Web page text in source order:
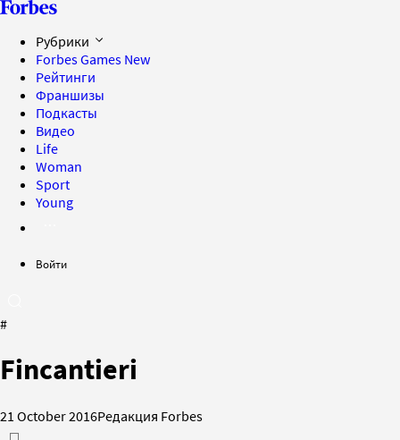
Рубрики
Forbes Games New
Рейтинги
Франшизы
Подкасты
Видео
Life
Woman
Sport
Young
Войти
#
Fincantieri
21 October 2016Редакция Forbes